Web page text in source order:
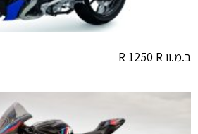
ב.מ.וו R 1250 R